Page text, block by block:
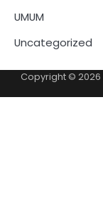
UMUM
Uncategorized
Copyright © 2026